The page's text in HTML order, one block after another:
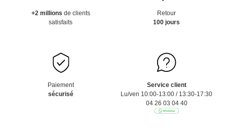
+2 millions de clients
satisfaits
Retour
100 jours
Paiement
sécurisé
Service client
Lu/ven 10:00-13:00 / 13:30-17:30
04 26 03 04 40